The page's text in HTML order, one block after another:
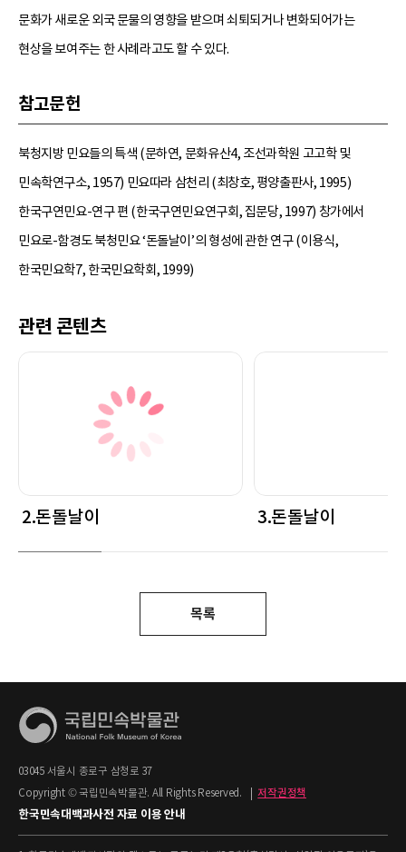
문화가 새로운 외국 문물의 영향을 받으며 쇠퇴되거나 변화되어가는
현상을 보여주는 한 사례라고도 할 수 있다.
참고문헌
북청지방 민요들의 특색 (문하연, 문화유산4, 조선과학원 고고학 및
민속학연구소, 1957) 민요따라 삼천리 (최창호, 평양출판사, 1995)
한국구연민요-연구 편 (한국구연민요연구회, 집문당, 1997) 창가에서
민요로-함경도 북청민요 ‘돈돌날이’의 형성에 관한 연구 (이용식,
한국민요학7, 한국민요학회, 1999)
관련 콘텐츠
2.돈돌날이 3.돈돌날이
목록
03045 서울시 종로구 삼청로 37
Copyright © 국립민속박물관. All Rights Reserved.
저작권정책
한국민속대백과사전 자료 이용 안내